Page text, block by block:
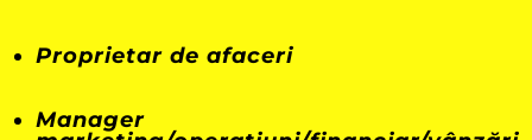
Proprietar de afaceri
Manager